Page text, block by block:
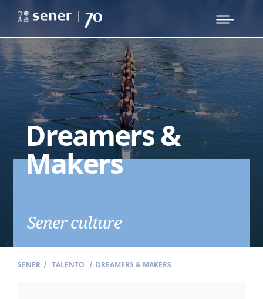
Dreamers &
Makers
Sener culture
SENER / TALENTO / DREAMERS & MAKERS